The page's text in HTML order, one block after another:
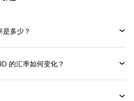
是多少？
的汇率如何变化？